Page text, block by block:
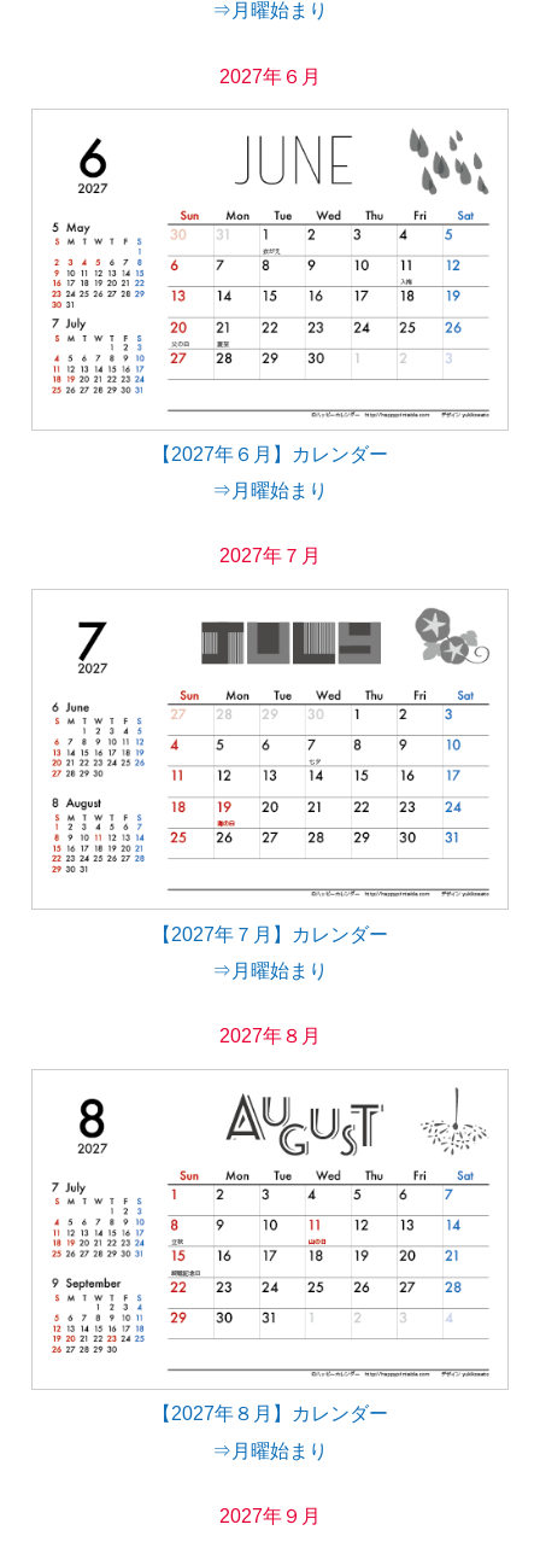
⇒月曜始まり
2027年６月
【2027年６月】カレンダー
⇒月曜始まり
2027年７月
【2027年７月】カレンダー
⇒月曜始まり
2027年８月
【2027年８月】カレンダー
⇒月曜始まり
2027年９月